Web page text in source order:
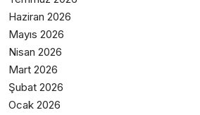
Haziran 2026
Mayıs 2026
Nisan 2026
Mart 2026
Şubat 2026
Ocak 2026